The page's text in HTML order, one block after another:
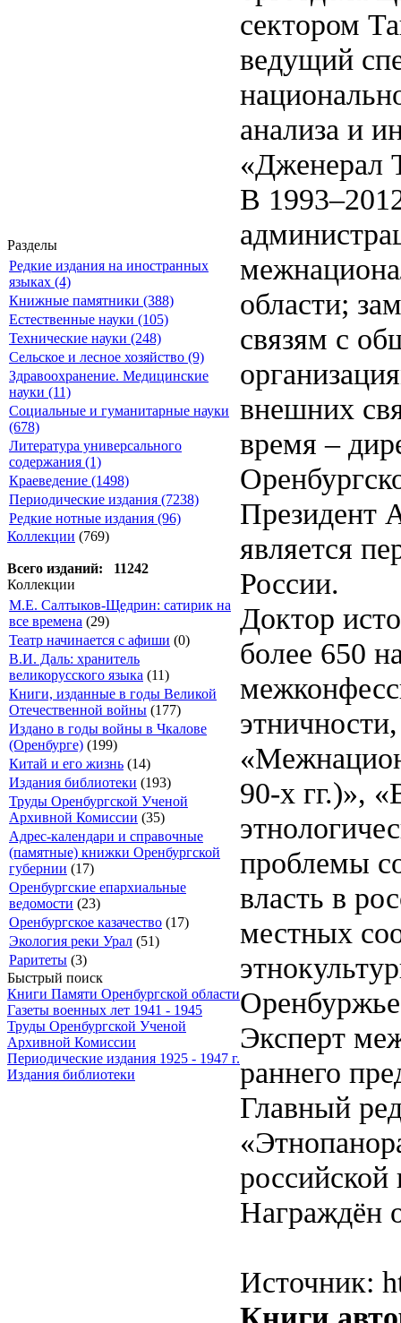
Разделы
Редкие издания на иностранных
языках (4)
Книжные памятники (388)
Естественные науки (105)
Технические науки (248)
Сельское и лесное хозяйство (9)
Здравоохранение. Медицинские
науки (11)
Социальные и гуманитарные науки
(678)
Литература универсального
содержания (1)
Краеведение (1498)
Периодические издания (7238)
Редкие нотные издания (96)
Коллекции (769)
Всего изданий: 11242
Коллекции
М.Е. Салтыков-Щедрин: сатирик на
все времена (29)
Театр начинается с афиши (0)
В.И. Даль: хранитель
великорусского языка (11)
Книги, изданные в годы Великой
Отечественной войны (177)
Издано в годы войны в Чкалове
(Оренбурге) (199)
Китай и его жизнь (14)
Издания библиотеки (193)
Труды Оренбургской Ученой
Архивной Комиссии (35)
Адрес-календари и справочные
(памятные) книжки Оренбургской
губернии (17)
Оренбургские епархиальные
ведомости (23)
Оренбургское казачество (17)
Экология реки Урал (51)
Раритеты (3)
Быстрый поиск
Книги Памяти Оренбургской области
Газеты военных лет 1941 - 1945
Труды Оренбургской Ученой
Архивной Комиссии
Периодические издания 1925 - 1947 г.
Издания библиотеки
сектором
ведущий
анализа и
«Дженерал
В
области;
связям с
внешних
время –
Президент
является
России.
Доктор
более 650
90-х гг.)»,
проблемы
власть в
местных
Эксперт
раннего
Главный
российской
Награждён
Источник: